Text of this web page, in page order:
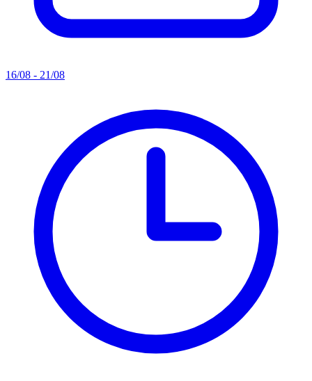
16/08 - 21/08